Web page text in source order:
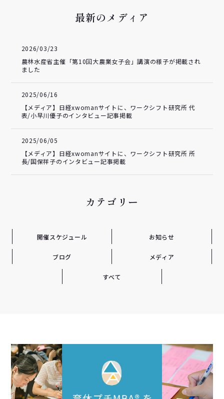
最新のメディア
2026/03/23
農林水産省主催「第10回大農業女子会」講演の様子が掲載され
ました
2025/06/16
【メディア】日経xwomanサイトに、ワークシフト研究所 代
表/小早川優子のインタビュー記事掲載
2025/06/05
【メディア】日経xwomanサイトに、ワークシフト研究所 所
長/国保祥子のインタビュー記事掲載
カテゴリー
開催スケジュール お知らせ
ブログ メディア
すべて